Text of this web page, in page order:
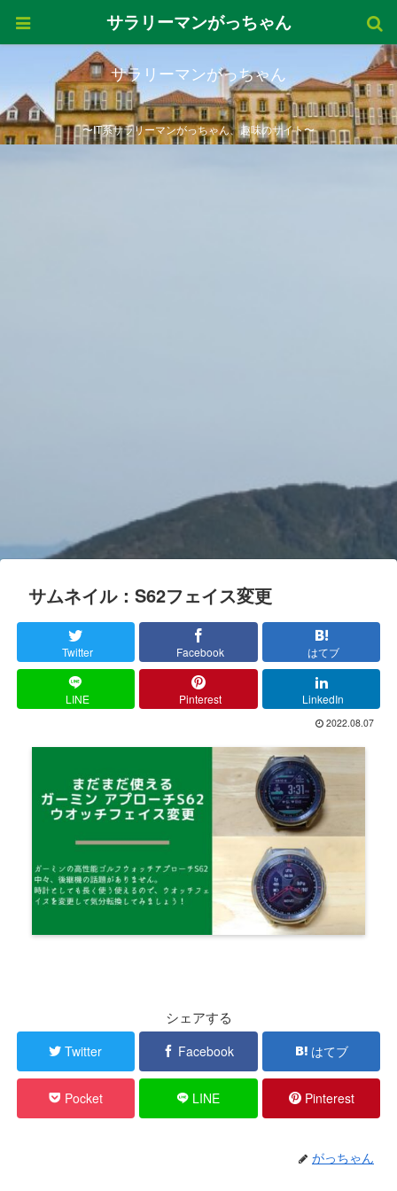
サラリーマンがっちゃん
〜IT系サラリーマンがっちゃん、趣味のサイト〜
サムネイル：S62フェイス変更
Twitter Facebook はてブ
LINE Pinterest LinkedIn
2022.08.07
シェアする
Twitter Facebook はてブ
Pocket LINE Pinterest
がっちゃん
サラリーマンがっちゃん